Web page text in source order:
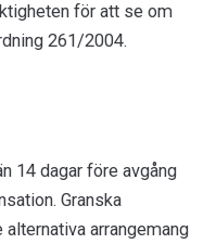
för att se om
261/2004.
14 dagar före avgång
Granska
arrangemang